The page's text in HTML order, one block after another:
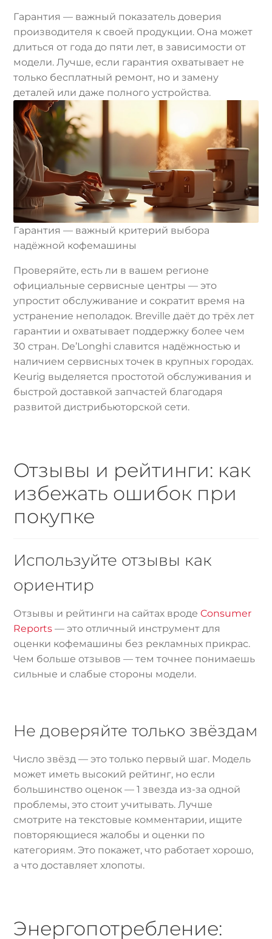
Гарантия — важный показатель доверия
производителя к своей продукции. Она может
длиться от года до пяти лет, в зависимости от
модели. Лучше, если гарантия охватывает не
только бесплатный ремонт, но и замену
деталей или даже полного устройства.
Гарантия — важный критерий выбора
надёжной кофемашины
Проверяйте, есть ли в вашем регионе
официальные сервисные центры — это
упростит обслуживание и сократит время на
устранение неполадок. Breville даёт до трёх лет
гарантии и охватывает поддержку более чем
30 стран. De’Longhi славится надёжностью и
наличием сервисных точек в крупных городах.
Keurig выделяется простотой обслуживания и
быстрой доставкой запчастей благодаря
развитой дистрибьюторской сети.
Отзывы и рейтинги: как
избежать ошибок при
покупке
Используйте отзывы как
ориентир
Отзывы и рейтинги на сайтах вродеConsumer
Reports — это отличный инструмент для
оценки кофемашины без рекламных прикрас.
Чем больше отзывов — тем точнее понимаешь
сильные и слабые стороны модели.
Не доверяйте только звёздам
Число звёзд — это только первый шаг. Модель
может иметь высокий рейтинг, но если
большинство оценок — 1 звезда из-за одной
проблемы, это стоит учитывать. Лучше
смотрите на текстовые комментарии, ищите
повторяющиеся жалобы и оценки по
категориям. Это покажет, что работает хорошо,
а что доставляет хлопоты.
Энергопотребление: